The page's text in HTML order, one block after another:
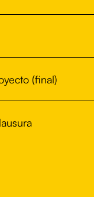
(final)